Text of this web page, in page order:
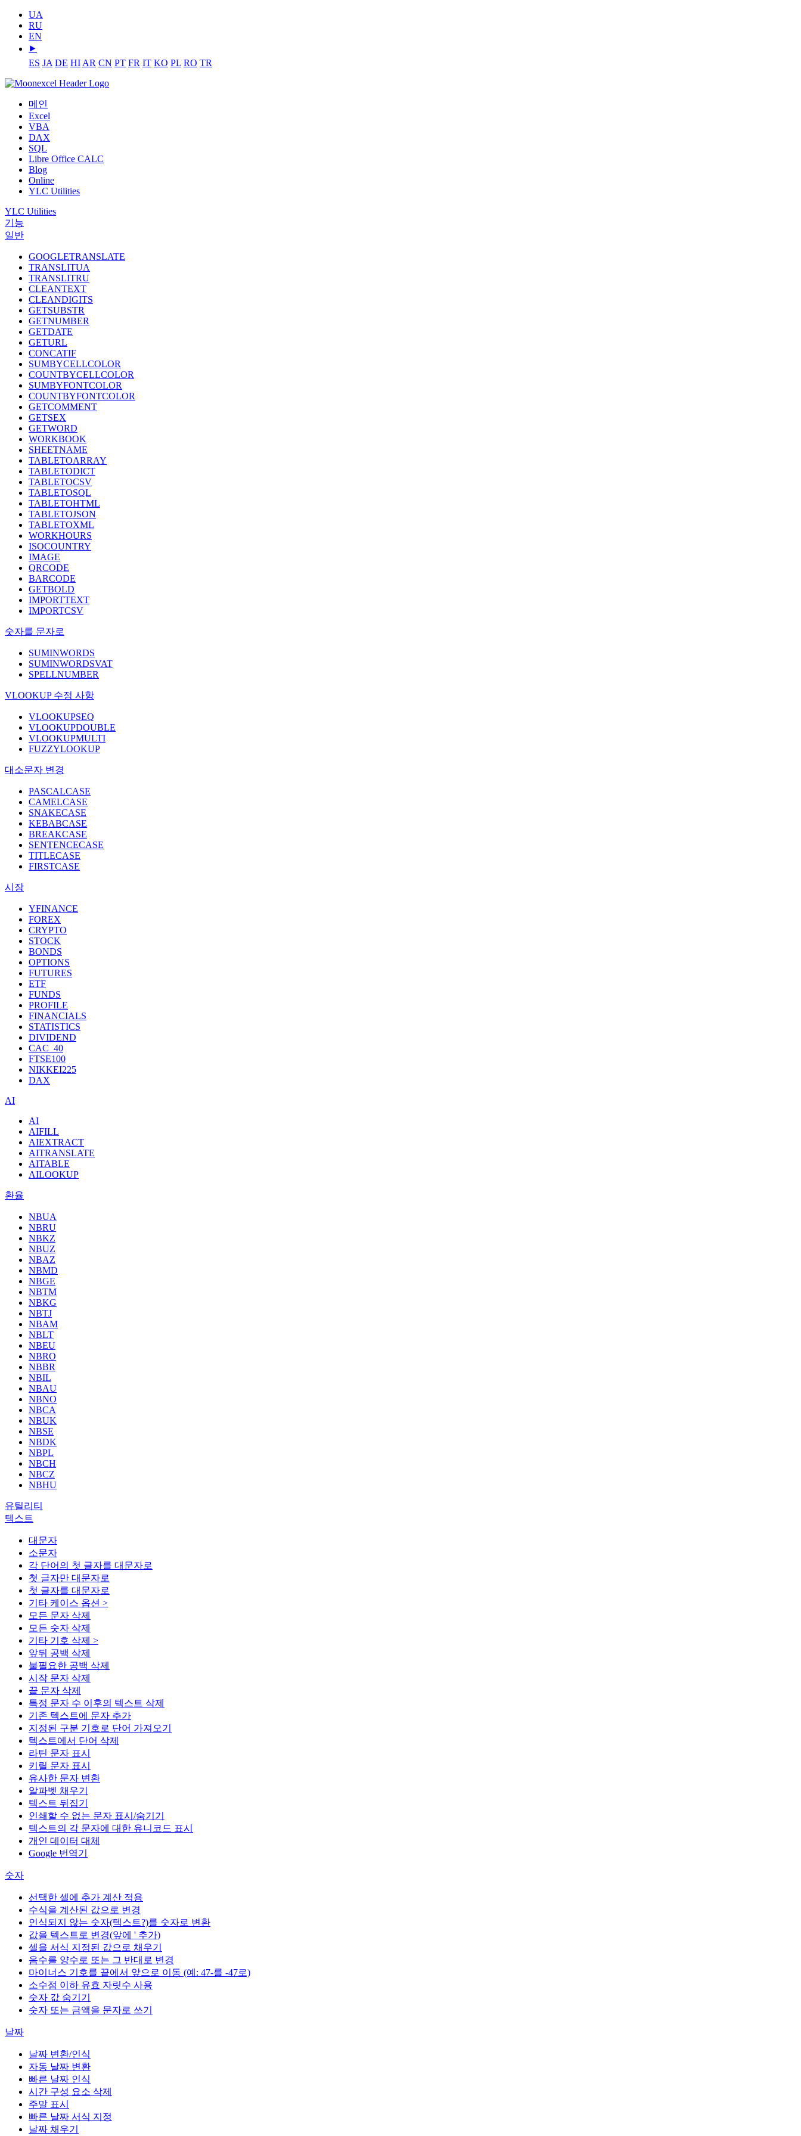
UA
RU
EN
⯈
ES JA DE HI AR CN PT FR IT KO PL RO TR
메인
Excel
VBA
DAX
SQL
Libre Office CALC
Blog
Online
YLC Utilities
YLC Utilities
기능
일반
GOOGLETRANSLATE
TRANSLITUA
TRANSLITRU
CLEANTEXT
CLEANDIGITS
GETSUBSTR
GETNUMBER
GETDATE
GETURL
CONCATIF
SUMBYCELLCOLOR
COUNTBYCELLCOLOR
SUMBYFONTCOLOR
COUNTBYFONTCOLOR
GETCOMMENT
GETSEX
GETWORD
WORKBOOK
SHEETNAME
TABLETOARRAY
TABLETODICT
TABLETOCSV
TABLETOSQL
TABLETOHTML
TABLETOJSON
TABLETOXML
WORKHOURS
ISOCOUNTRY
IMAGE
QRCODE
BARCODE
GETBOLD
IMPORTTEXT
IMPORTCSV
숫자를 문자로
SUMINWORDS
SUMINWORDSVAT
SPELLNUMBER
VLOOKUP 수정 사항
VLOOKUPSEQ
VLOOKUPDOUBLE
VLOOKUPMULTI
FUZZYLOOKUP
대소문자 변경
PASCALCASE
CAMELCASE
SNAKECASE
KEBABCASE
BREAKCASE
SENTENCECASE
TITLECASE
FIRSTCASE
시장
YFINANCE
FOREX
CRYPTO
STOCK
BONDS
OPTIONS
FUTURES
ETF
FUNDS
PROFILE
FINANCIALS
STATISTICS
DIVIDEND
CAC_40
FTSE100
NIKKEI225
DAX
AI
AI
AIFILL
AIEXTRACT
AITRANSLATE
AITABLE
AILOOKUP
환율
NBUA
NBRU
NBKZ
NBUZ
NBAZ
NBMD
NBGE
NBTM
NBKG
NBTJ
NBAM
NBLT
NBEU
NBRO
NBBR
NBIL
NBAU
NBNO
NBCA
NBUK
NBSE
NBDK
NBPL
NBCH
NBCZ
NBHU
유틸리티
텍스트
대문자
소문자
각 단어의 첫 글자를 대문자로
첫 글자만 대문자로
첫 글자를 대문자로
기타 케이스 옵션 >
모든 문자 삭제
모든 숫자 삭제
기타 기호 삭제 >
앞뒤 공백 삭제
불필요한 공백 삭제
시작 문자 삭제
끝 문자 삭제
특정 문자 수 이후의 텍스트 삭제
기존 텍스트에 문자 추가
지정된 구분 기호로 단어 가져오기
텍스트에서 단어 삭제
라틴 문자 표시
키릴 문자 표시
유사한 문자 변환
알파벳 채우기
텍스트 뒤집기
인쇄할 수 없는 문자 표시/숨기기
텍스트의 각 문자에 대한 유니코드 표시
개인 데이터 대체
Google 번역기
숫자
선택한 셀에 추가 계산 적용
수식을 계산된 값으로 변경
인식되지 않는 숫자(텍스트?)를 숫자로 변환
값을 텍스트로 변경(앞에 ' 추가)
셀을 서식 지정된 값으로 채우기
음수를 양수로 또는 그 반대로 변경
마이너스 기호를 끝에서 앞으로 이동 (예: 47-를 -47로)
소수점 이하 유효 자릿수 사용
숫자 값 숨기기
숫자 또는 금액을 문자로 쓰기
날짜
날짜 변환/인식
자동 날짜 변환
빠른 날짜 인식
시간 구성 요소 삭제
주말 표시
빠른 날짜 서식 지정
날짜 채우기